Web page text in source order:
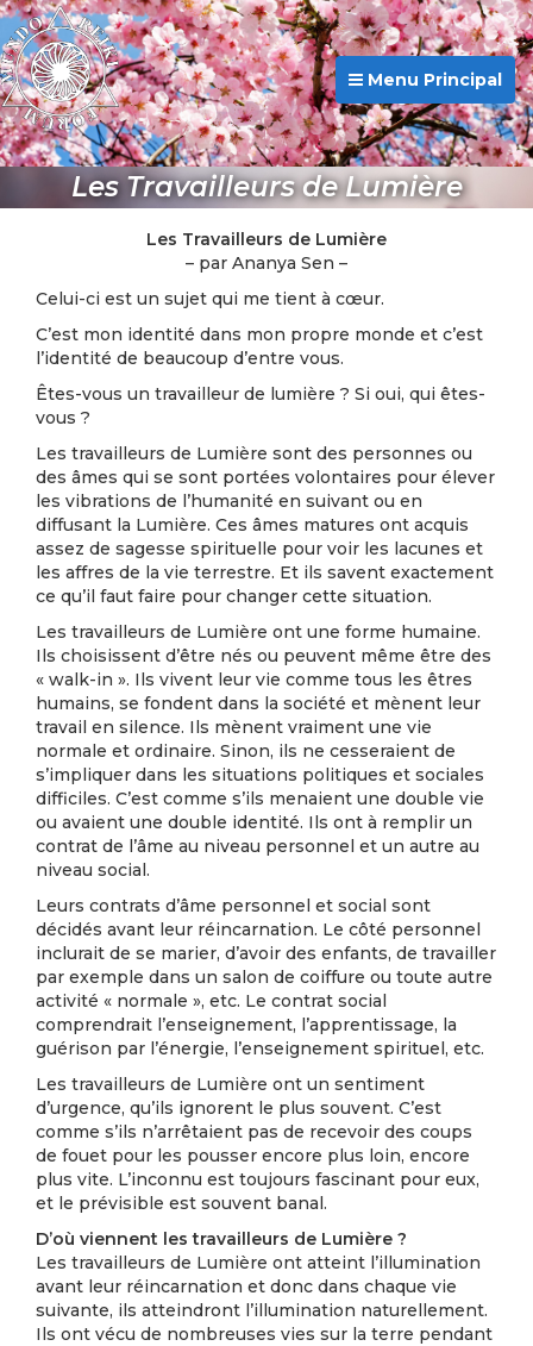
Menu Principal
Les Travailleurs de Lumière
Les Travailleurs de Lumière
– par Ananya Sen –
Celui-ci est un sujet qui me tient à cœur.
C’est mon identité dans mon propre monde et c’est
l’identité de beaucoup d’entre vous.
Êtes-vous un travailleur de lumière ? Si oui, qui êtes-
vous ?
Les travailleurs de Lumière sont des personnes ou
des âmes qui se sont portées volontaires pour élever
les vibrations de l’humanité en suivant ou en
diffusant la Lumière. Ces âmes matures ont acquis
assez de sagesse spirituelle pour voir les lacunes et
les affres de la vie terrestre. Et ils savent exactement
ce qu’il faut faire pour changer cette situation.
Les travailleurs de Lumière ont une forme humaine.
Ils choisissent d’être nés ou peuvent même être des
« walk-in ». Ils vivent leur vie comme tous les êtres
humains, se fondent dans la société et mènent leur
travail en silence. Ils mènent vraiment une vie
normale et ordinaire. Sinon, ils ne cesseraient de
s’impliquer dans les situations politiques et sociales
difficiles. C’est comme s’ils menaient une double vie
ou avaient une double identité. Ils ont à remplir un
contrat de l’âme au niveau personnel et un autre au
niveau social.
Leurs contrats d’âme personnel et social sont
décidés avant leur réincarnation. Le côté personnel
inclurait de se marier, d’avoir des enfants, de travailler
par exemple dans un salon de coiffure ou toute autre
activité « normale », etc. Le contrat social
comprendrait l’enseignement, l’apprentissage, la
guérison par l’énergie, l’enseignement spirituel, etc.
Les travailleurs de Lumière ont un sentiment
d’urgence, qu’ils ignorent le plus souvent. C’est
comme s’ils n’arrêtaient pas de recevoir des coups
de fouet pour les pousser encore plus loin, encore
plus vite. L’inconnu est toujours fascinant pour eux,
et le prévisible est souvent banal.
D’où viennent les travailleurs de Lumière ?
Les travailleurs de Lumière ont atteint l’illumination
avant leur réincarnation et donc dans chaque vie
suivante, ils atteindront l’illumination naturellement.
Ils ont vécu de nombreuses vies sur la terre pendant